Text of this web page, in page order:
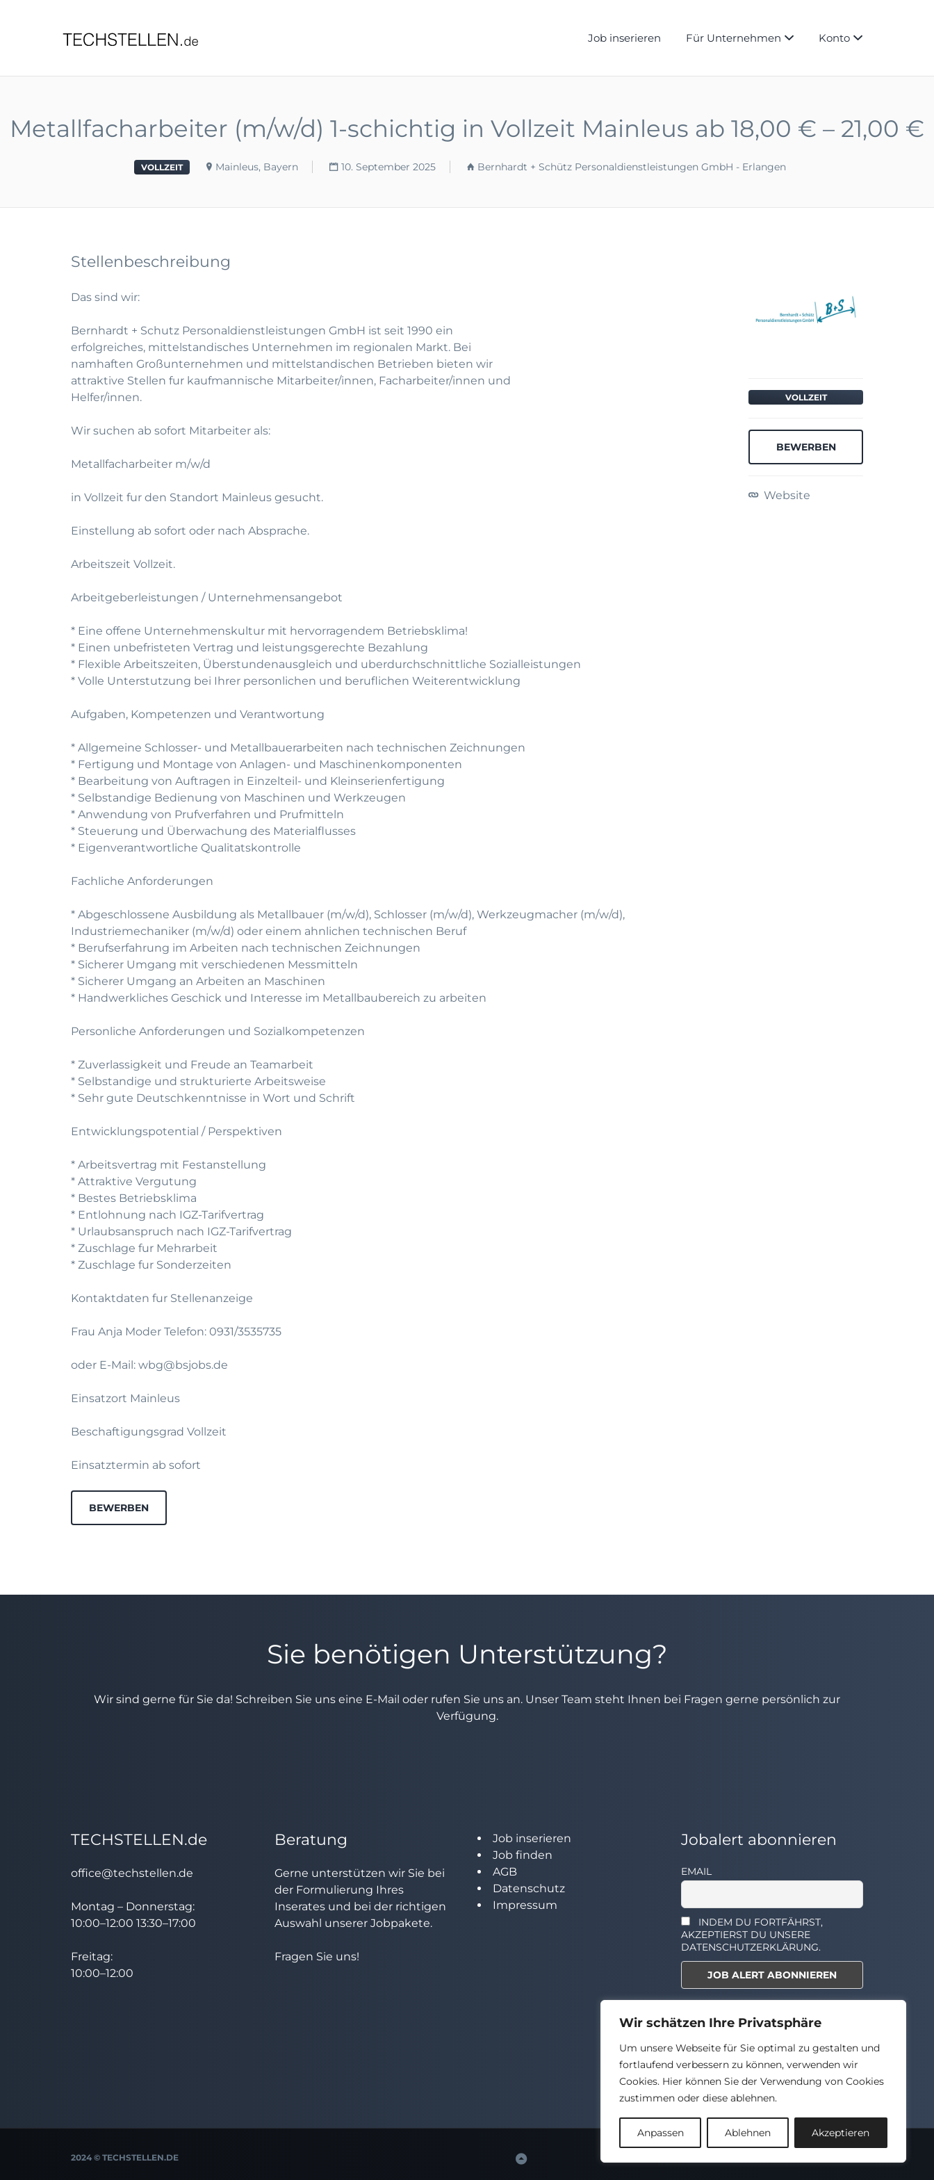
Wir schätzen Ihre Privatsphäre
Um unsere Webseite für Sie optimal zu gestalten und
fortlaufend verbessern zu können, verwenden wir
Cookies. Hier können Sie der Verwendung von Cookies
zustimmen oder diese ablehnen.
Anpassen Ablehnen Akzeptieren
Job inserieren Für Unternehmen Konto
Metallfacharbeiter (m/w/d) 1-schichtig in Vollzeit Mainleus ab 18,00 € – 21,00 €
VOLLZEIT Mainleus, Bayern 10. September 2025 Bernhardt + Schütz Personaldienstleistungen GmbH - Erlangen
Stellenbeschreibung
Das sind wir:
Bernhardt + Schutz Personaldienstleistungen GmbH ist seit 1990 ein
erfolgreiches, mittelstandisches Unternehmen im regionalen Markt. Bei
namhaften Großunternehmen und mittelstandischen Betrieben bieten wir
attraktive Stellen fur kaufmannische Mitarbeiter/innen, Facharbeiter/innen und
Helfer/innen.
Wir suchen ab sofort Mitarbeiter als:
Metallfacharbeiter m/w/d
in Vollzeit fur den Standort Mainleus gesucht.
Einstellung ab sofort oder nach Absprache.
Arbeitszeit Vollzeit.
Arbeitgeberleistungen / Unternehmensangebot
* Eine offene Unternehmenskultur mit hervorragendem Betriebsklima!
* Einen unbefristeten Vertrag und leistungsgerechte Bezahlung
* Flexible Arbeitszeiten, Überstundenausgleich und uberdurchschnittliche Sozialleistungen
* Volle Unterstutzung bei Ihrer personlichen und beruflichen Weiterentwicklung
Aufgaben, Kompetenzen und Verantwortung
* Allgemeine Schlosser- und Metallbauerarbeiten nach technischen Zeichnungen
* Fertigung und Montage von Anlagen- und Maschinenkomponenten
* Bearbeitung von Auftragen in Einzelteil- und Kleinserienfertigung
* Selbstandige Bedienung von Maschinen und Werkzeugen
* Anwendung von Prufverfahren und Prufmitteln
* Steuerung und Überwachung des Materialflusses
* Eigenverantwortliche Qualitatskontrolle
Fachliche Anforderungen
* Abgeschlossene Ausbildung als Metallbauer (m/w/d), Schlosser (m/w/d), Werkzeugmacher (m/w/d),
Industriemechaniker (m/w/d) oder einem ahnlichen technischen Beruf
* Berufserfahrung im Arbeiten nach technischen Zeichnungen
* Sicherer Umgang mit verschiedenen Messmitteln
* Sicherer Umgang an Arbeiten an Maschinen
* Handwerkliches Geschick und Interesse im Metallbaubereich zu arbeiten
Personliche Anforderungen und Sozialkompetenzen
* Zuverlassigkeit und Freude an Teamarbeit
* Selbstandige und strukturierte Arbeitsweise
* Sehr gute Deutschkenntnisse in Wort und Schrift
Entwicklungspotential / Perspektiven
* Arbeitsvertrag mit Festanstellung
* Attraktive Vergutung
* Bestes Betriebsklima
* Entlohnung nach IGZ-Tarifvertrag
* Urlaubsanspruch nach IGZ-Tarifvertrag
* Zuschlage fur Mehrarbeit
* Zuschlage fur Sonderzeiten
Kontaktdaten fur Stellenanzeige
Frau Anja Moder Telefon: 0931/3535735
oder E-Mail: wbg@bsjobs.de
Einsatzort Mainleus
Beschaftigungsgrad Vollzeit
Einsatztermin ab sofort
BEWERBEN
VOLLZEIT
BEWERBEN
Website
Sie benötigen Unterstützung?
Wir sind gerne für Sie da! Schreiben Sie uns eine E-Mail oder rufen Sie uns an. Unser Team steht Ihnen bei Fragen gerne persönlich zur
Verfügung.
TECHSTELLEN.de
office@techstellen.de
Montag – Donnerstag:
10:00–12:00 13:30–17:00
Freitag:
10:00–12:00
Beratung
Gerne unterstützen wir Sie bei
der Formulierung Ihres
Inserates und bei der richtigen
Auswahl unserer Jobpakete.
Fragen Sie uns!
Job inserieren
Job finden
AGB
Datenschutz
Impressum
Jobalert abonnieren
EMAIL
INDEM DU FORTFÄHRST,
AKZEPTIERST DU UNSERE
DATENSCHUTZERKLÄRUNG.
Select the widget you want to
2024 © TECHSTELLEN.DE
Back